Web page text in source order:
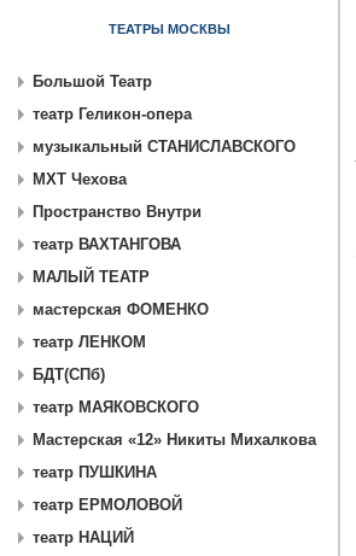
ТЕАТРЫ МОСКВЫ
Большой Театр
театр Геликон-опера
музыкальный СТАНИСЛАВСКОГО
МХТ Чехова
Пространство Внутри
театр ВАХТАНГОВА
МАЛЫЙ ТЕАТР
мастерская ФОМЕНКО
театр ЛЕНКОМ
БДТ(СПб)
театр МАЯКОВСКОГО
Мастерская «12» Никиты Михалкова
театр ПУШКИНА
театр ЕРМОЛОВОЙ
театр НАЦИЙ